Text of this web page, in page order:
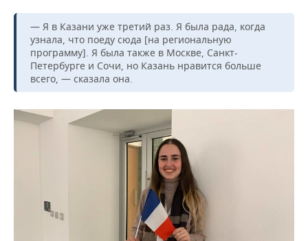
— Я в Казани уже третий раз. Я была рада, когда
узнала, что поеду сюда [на региональную
программу]. Я была также в Москве, Санкт-
Петербурге и Сочи, но Казань нравится больше
всего, — сказала она.